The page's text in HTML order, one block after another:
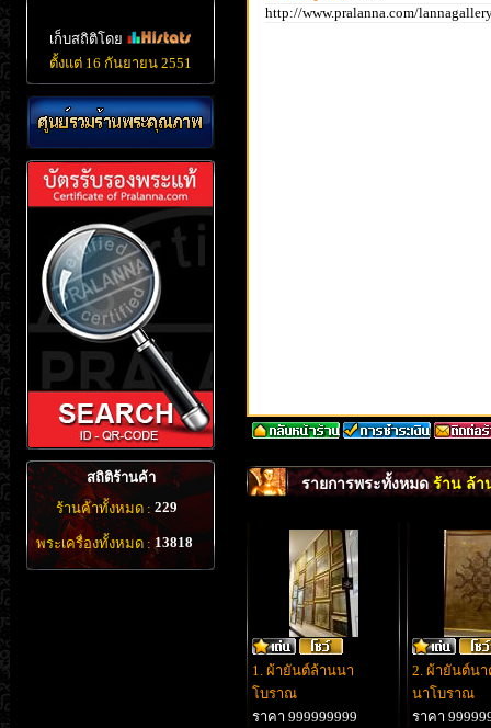
เก็บสถิติโดย
ตั้งแต่ 16 กันยายน 2551
สถิติร้านค้า
ร้านค้าทั้งหมด : 229
พระเครื่องทั้งหมด : 13818
http://www.pralanna.com/
รายการพระทั้งหมดร้าน ล้า
1. ผ้ายันต์ล้านนา
โบราณ
ราคา 999999999
2. ผ้ายันต์นา
นาโบราณ
ราคา